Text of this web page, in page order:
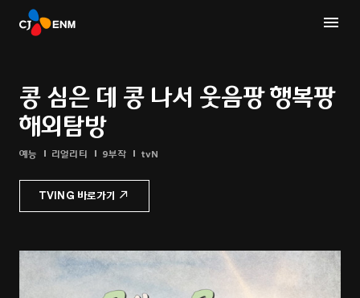
콩 심은 데 콩 나서 웃음팡 행복팡
해외탐방
예능 리얼리티 9부작 tvN
TVING 바로가기